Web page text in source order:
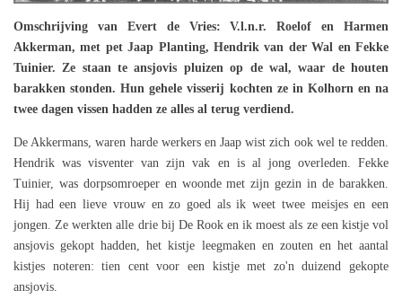
Omschrijving van Evert de Vries: V.l.n.r. Roelof en Harmen
Akkerman, met pet Jaap Planting, Hendrik van der Wal en Fekke
Tuinier. Ze staan te ansjovis pluizen op de wal, waar de houten
barakken stonden. Hun gehele visserij kochten ze in Kolhorn en na
twee dagen vissen hadden ze alles al terug verdiend.
De Akkermans, waren harde werkers en Jaap wist zich ook wel te redden.
Hendrik was visventer van zijn vak en is al jong overleden. Fekke
Tuinier, was dorpsomroeper en woonde met zijn gezin in de barakken.
Hij had een lieve vrouw en zo goed als ik weet twee meisjes en een
jongen. Ze werkten alle drie bij De Rook en ik moest als ze een kistje vol
ansjovis gekopt hadden, het kistje leegmaken en zouten en het aantal
kistjes noteren: tien cent voor een kistje met zo'n duizend gekopte
ansjovis.